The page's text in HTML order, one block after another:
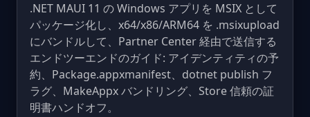
.NET MAUI 11 の Windows アプリを MSIX として
パッケージ化し、x64/x86/ARM64 を .msixupload
にバンドルして、Partner Center 経由で送信する
エンドツーエンドのガイド: アイデンティティの予
約、Package.appxmanifest、dotnet publish フ
ラグ、MakeAppx バンドリング、Store 信頼の証
明書ハンドオフ。